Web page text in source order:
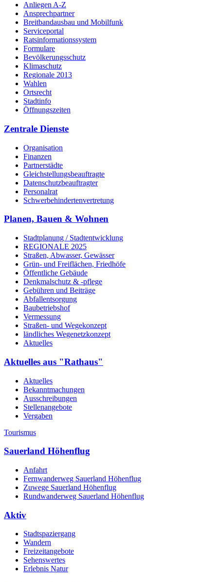
Anliegen A-Z
Ansprechpartner
Breitbandausbau und Mobilfunk
Serviceportal
Ratsinformationssystem
Formulare
Bevölkerungsschutz
Klimaschutz
Regionale 2013
Wahlen
Ortsrecht
Stadtinfo
Öffnungszeiten
Zentrale Dienste
Organisation
Finanzen
Partnerstädte
Gleichstellungsbeauftragte
Datenschutzbeauftragter
Personalrat
Schwerbehinderten­vertretung
Planen, Bauen & Wohnen
Stadtplanung / Stadtentwicklung
REGIONALE 2025
Straßen, Abwasser, Gewässer
Grün- und Freiflächen, Friedhöfe
Öffentliche Gebäude
Denkmalschutz & -pflege
Gebühren und Beiträge
Abfallentsorgung
Baubetriebshof
Vermessung
Straßen- und Wegekonzept
ländliches Wegenetzkonzept
Aktuelles
Aktuelles aus "Rathaus"
Aktuelles
Bekanntmachungen
Ausschreibungen
Stellenangebote
Vergaben
Tourismus
Sauerland Höhenflug
Anfahrt
Fernwanderweg Sauerland Höhenflug
Zuwege Sauerland Höhenflug
Rundwanderweg Sauerland Höhenflug
Aktiv
Stadtspaziergang
Wandern
Freizeitangebote
Sehenswertes
Erlebnis Natur